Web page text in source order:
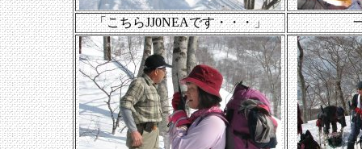
「こちらJJ0NEAです・・・」